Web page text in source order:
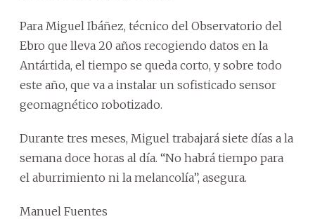
Para Miguel Ibáñez, técnico del Observatorio del
Ebro que lleva 20 años recogiendo datos en la
Antártida, el tiempo se queda corto, y sobre todo
este año, que va a instalar un sofisticado sensor
geomagnético robotizado.
Durante tres meses, Miguel trabajará siete días a la
semana doce horas al día. “No habrá tiempo para
el aburrimiento ni la melancolía”, asegura.
Manuel Fuentes